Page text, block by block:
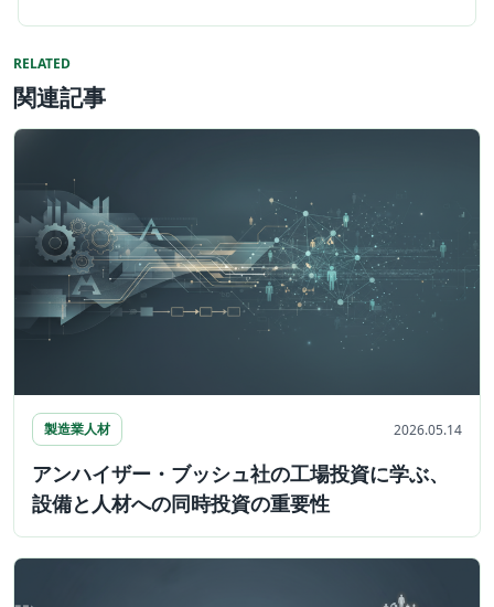
RELATED
関連記事
製造業人材 2026.05.14
アンハイザー・ブッシュ社の工場投資に学ぶ、
設備と人材への同時投資の重要性